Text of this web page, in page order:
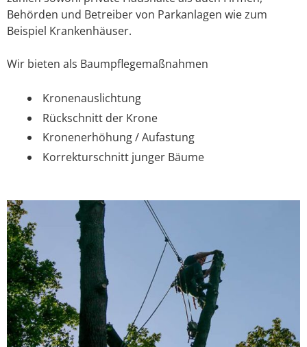
Behörden und Betreiber von Parkanlagen wie zum
Beispiel Krankenhäuser.
Wir bieten als Baumpflegemaßnahmen
Kronenauslichtung
Rückschnitt der Krone
Kronenerhöhung / Aufastung
Korrekturschnitt junger Bäume